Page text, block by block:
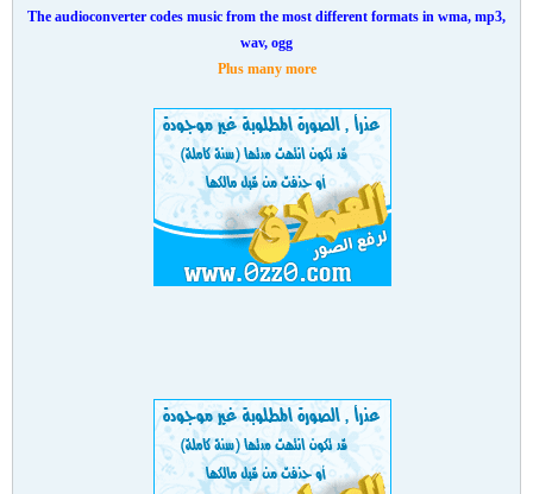
The audioconverter codes music from the most different formats in wma, mp3,
wav, ogg
Plus many more